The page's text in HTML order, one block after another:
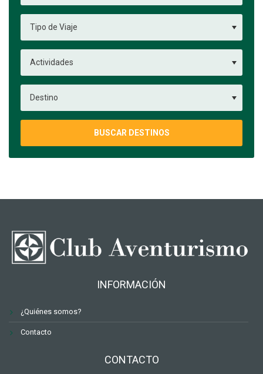
BUSCAR DESTINOS
INFORMACIÓN
¿Quiénes somos?
Contacto
CONTACTO